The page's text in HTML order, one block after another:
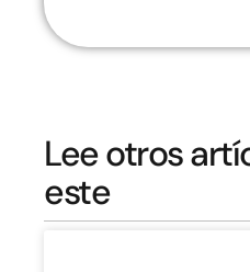
Lee otros
este